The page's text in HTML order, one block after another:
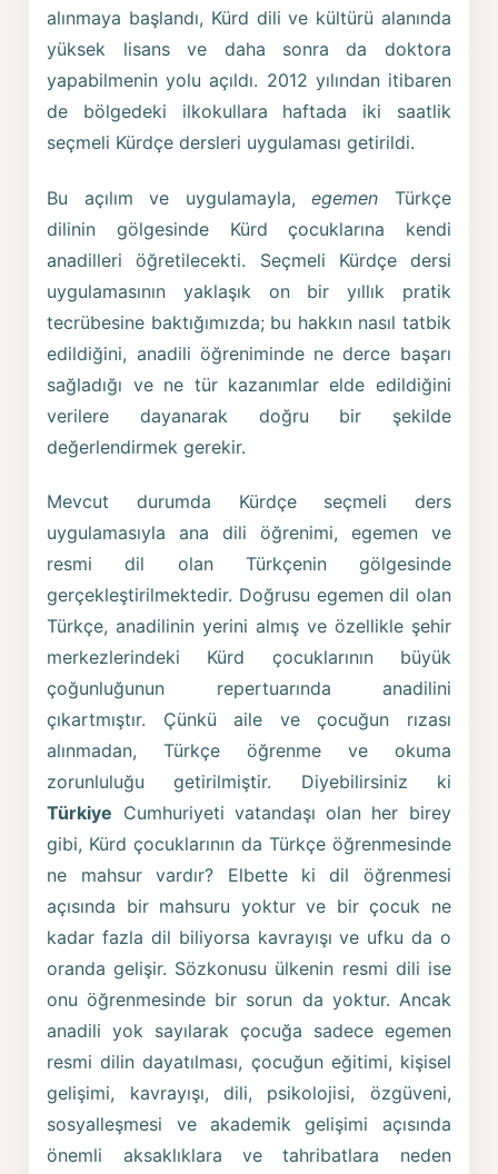
alınmaya başlandı, Kürd dili ve kültürü alanında
yüksek lisans ve daha sonra da doktora
yapabilmenin yolu açıldı. 2012 yılından itibaren
de bölgedeki ilkokullara haftada iki saatlik
seçmeli Kürdçe dersleri uygulaması getirildi.
Bu açılım ve uygulamayla,egemen Türkçe
dilinin gölgesinde Kürd çocuklarına kendi
anadilleri öğretilecekti. Seçmeli Kürdçe dersi
uygulamasının yaklaşık on bir yıllık pratik
tecrübesine baktığımızda; bu hakkın nasıl tatbik
edildiğini, anadili öğreniminde ne derce başarı
sağladığı ve ne tür kazanımlar elde edildiğini
verilere dayanarak doğru bir şekilde
değerlendirmek gerekir.
Mevcut durumda Kürdçe seçmeli ders
uygulamasıyla ana dili öğrenimi, egemen ve
resmi dil olan Türkçenin gölgesinde
gerçekleştirilmektedir. Doğrusu egemen dil olan
Türkçe, anadilinin yerini almış ve özellikle şehir
merkezlerindeki Kürd çocuklarının büyük
çoğunluğunun repertuarında anadilini
çıkartmıştır. Çünkü aile ve çocuğun rızası
alınmadan, Türkçe öğrenme ve okuma
zorunluluğu getirilmiştir. Diyebilirsiniz ki
Türkiye Cumhuriyeti vatandaşı olan her birey
gibi, Kürd çocuklarının da Türkçe öğrenmesinde
ne mahsur vardır? Elbette ki dil öğrenmesi
açısında bir mahsuru yoktur ve bir çocuk ne
kadar fazla dil biliyorsa kavrayışı ve ufku da o
oranda gelişir. Sözkonusu ülkenin resmi dili ise
onu öğrenmesinde bir sorun da yoktur. Ancak
anadili yok sayılarak çocuğa sadece egemen
resmi dilin dayatılması, çocuğun eğitimi, kişisel
gelişimi, kavrayışı, dili, psikolojisi, özgüveni,
sosyalleşmesi ve akademik gelişimi açısında
önemli aksaklıklara ve tahribatlara neden